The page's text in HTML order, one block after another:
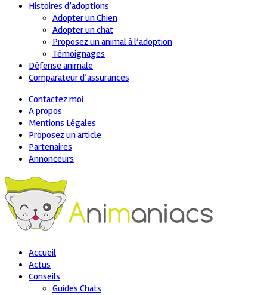
Histoires d’adoptions
Adopter un Chien
Adopter un chat
Proposez un animal à l’adoption
Témoignages
Défense animale
Comparateur d’assurances
Contactez moi
A propos
Mentions Légales
Proposez un article
Partenaires
Annonceurs
Accueil
Actus
Conseils
Guides Chats